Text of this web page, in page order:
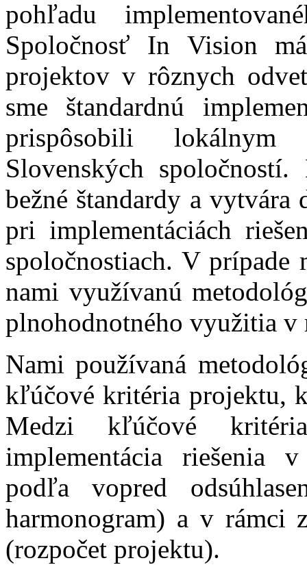
pohľadu
Spoločnosť In Vision
projektov v rôznych
sme štandardnú
prispôsobili
Slovenských
bežné štandardy a
pri implementáciách
spoločnostiach. V prípade
nami využívanú
plnohodnotného využitia v
Nami používaná
kľúčové kritéria projektu,
Medzi kľúčové
implementácia riešenia
podľa vopred
harmonogram) a v rámci
(rozpočet projektu).